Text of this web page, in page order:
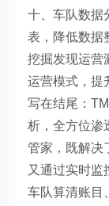
十、车队数据
表，降低数据
挖掘发现运营
运营模式，提
写在结尾：
析，全方位渗
管家，既解决
又通过实时监
车队算清账目